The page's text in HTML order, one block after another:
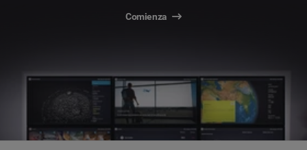
Comienza